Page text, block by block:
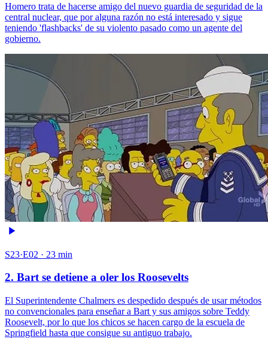
Homero trata de hacerse amigo del nuevo guardia de seguridad de la
central nuclear, que por alguna razón no está interesado y sigue
teniendo 'flashbacks' de su violento pasado como un agente del
gobierno.
S23·E02 · 23 min
2. Bart se detiene a oler los Roosevelts
El Superintendente Chalmers es despedido después de usar métodos
no convencionales para enseñar a Bart y sus amigos sobre Teddy
Roosevelt, por lo que los chicos se hacen cargo de la escuela de
Springfield hasta que consigue su antiguo trabajo.